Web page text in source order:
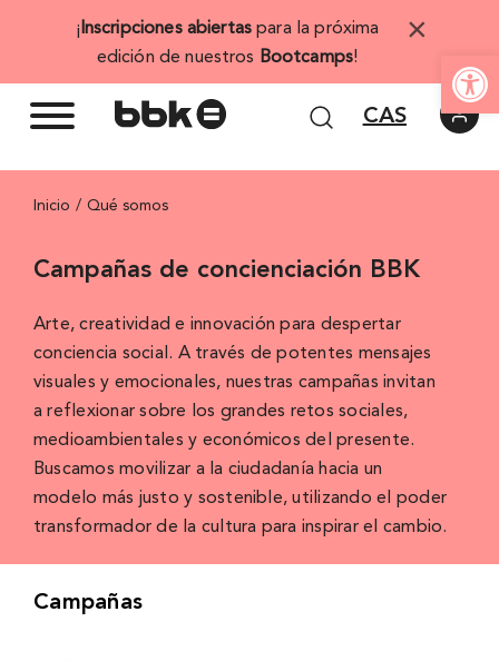
Abrir
¡ Inscripciones abiertas para la próxima
edición de nuestros Bootcamps!
×
CAS
Inicio Qué somos
Campañas de concienciación BBK
Arte, creatividad e innovación para despertar
conciencia social. A través de potentes mensajes
visuales y emocionales, nuestras campañas invitan
a reflexionar sobre los grandes retos sociales,
medioambientales y económicos del presente.
Buscamos movilizar a la ciudadanía hacia un
modelo más justo y sostenible, utilizando el poder
transformador de la cultura para inspirar el cambio.
Campañas